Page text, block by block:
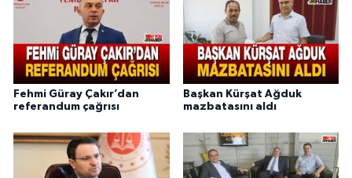
Fehmi Güray Çakır’dan
referandum çağrısı
Başkan Kürşat Ağduk
mazbatasını aldı